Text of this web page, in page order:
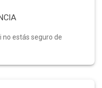
no estás seguro de